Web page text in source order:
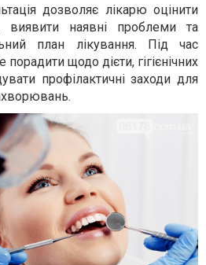
дозволяє лікарю оцінити
виявити наявні проблеми та
план лікування. Під час
порадити щодо дієти, гігієнічних
профілактичні заходи для